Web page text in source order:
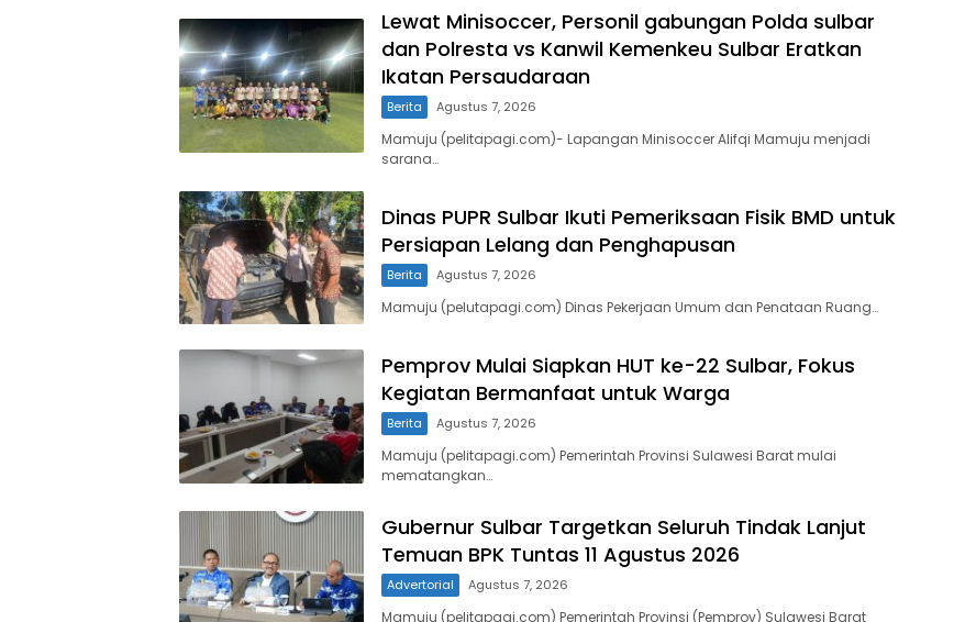
Lewat Minisoccer, Personil gabungan Polda sulbar
dan Polresta vs Kanwil Kemenkeu Sulbar Eratkan
Ikatan Persaudaraan
Berita Agustus 7, 2026
Mamuju (pelitapagi.com)- Lapangan Minisoccer Alifqi Mamuju menjadi
sarana…
Dinas PUPR Sulbar Ikuti Pemeriksaan Fisik BMD untuk
Persiapan Lelang dan Penghapusan
Berita Agustus 7, 2026
Mamuju (pelutapagi.com) Dinas Pekerjaan Umum dan Penataan Ruang…
Pemprov Mulai Siapkan HUT ke-22 Sulbar, Fokus
Kegiatan Bermanfaat untuk Warga
Berita Agustus 7, 2026
Mamuju (pelitapagi.com) Pemerintah Provinsi Sulawesi Barat mulai
mematangkan…
Gubernur Sulbar Targetkan Seluruh Tindak Lanjut
Temuan BPK Tuntas 11 Agustus 2026
Advertorial Agustus 7, 2026
Mamuju (pelitapagi.com) Pemerintah Provinsi (Pemprov) Sulawesi Barat